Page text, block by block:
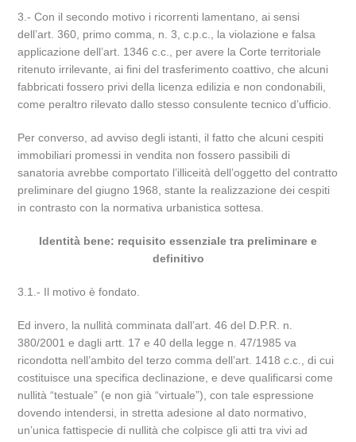
3.- Con il secondo motivo i ricorrenti lamentano, ai sensi
dell’art. 360, primo comma, n. 3, c.p.c., la violazione e falsa
applicazione dell’art. 1346 c.c., per avere la Corte territoriale
ritenuto irrilevante, ai fini del trasferimento coattivo, che alcuni
fabbricati fossero privi della licenza edilizia e non condonabili,
come peraltro rilevato dallo stesso consulente tecnico d’ufficio.
Per converso, ad avviso degli istanti, il fatto che alcuni cespiti
immobiliari promessi in vendita non fossero passibili di
sanatoria avrebbe comportato l’illiceità dell’oggetto del contratto
preliminare del giugno 1968, stante la realizzazione dei cespiti
in contrasto con la normativa urbanistica sottesa.
Identità bene: requisito essenziale tra preliminare e
definitivo
3.1.- Il motivo è fondato.
Ed invero, la nullità comminata dall’art. 46 del D.P.R. n.
380/2001 e dagli artt. 17 e 40 della legge n. 47/1985 va
ricondotta nell’ambito del terzo comma dell’art. 1418 c.c., di cui
costituisce una specifica declinazione, e deve qualificarsi come
nullità “testuale” (e non già “virtuale”), con tale espressione
dovendo intendersi, in stretta adesione al dato normativo,
un’unica fattispecie di nullità che colpisce gli atti tra vivi ad